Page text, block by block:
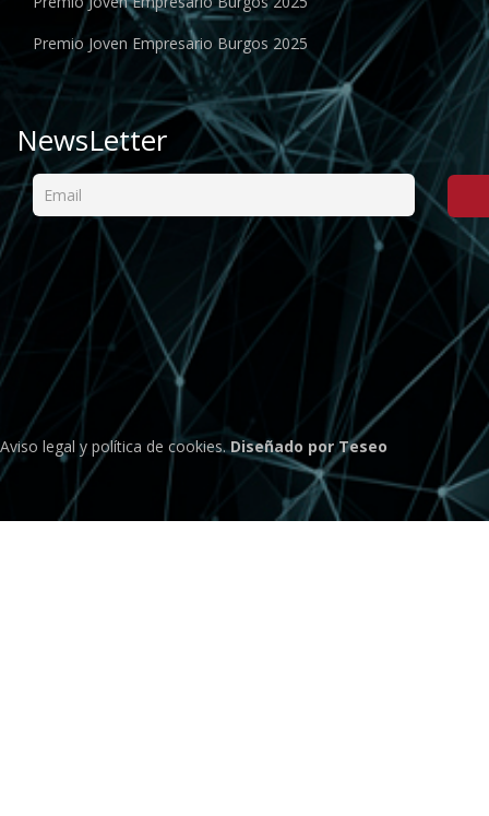
Premio Joven Empresario Burgos 2025
NewsLetter
Aviso legal y política de cookies.Diseñado por Teseo